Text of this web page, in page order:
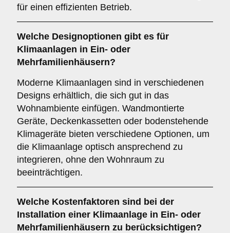
für einen effizienten Betrieb.
Welche Designoptionen gibt es für
Klimaanlagen in Ein- oder
Mehrfamilienhäusern?
Moderne Klimaanlagen sind in verschiedenen
Designs erhältlich, die sich gut in das
Wohnambiente einfügen. Wandmontierte
Geräte, Deckenkassetten oder bodenstehende
Klimageräte bieten verschiedene Optionen, um
die Klimaanlage optisch ansprechend zu
integrieren, ohne den Wohnraum zu
beeinträchtigen.
Welche Kostenfaktoren sind bei der
Installation einer Klimaanlage in Ein- oder
Mehrfamilienhäusern zu berücksichtigen?